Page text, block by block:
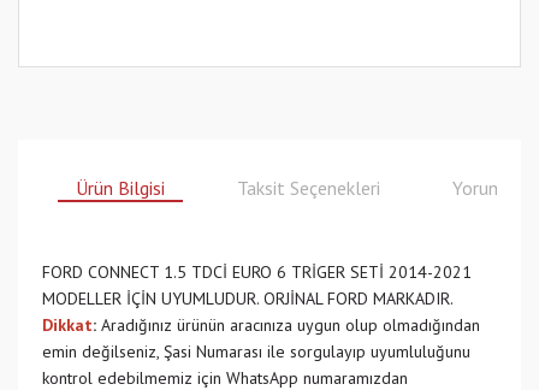
Ürün Bilgisi Taksit Seçenekleri Yorumlar
FORD CONNECT 1.5 TDCİ EURO 6 TRİGER SETİ 2014-2021
MODELLER İÇİN UYUMLUDUR. ORJİNAL FORD MARKADIR.
Dikkat: Aradığınız ürünün aracınıza uygun olup olmadığından
emin değilseniz, Şasi Numarası ile sorgulayıp uyumluluğunu
kontrol edebilmemiz için WhatsApp numaramızdan